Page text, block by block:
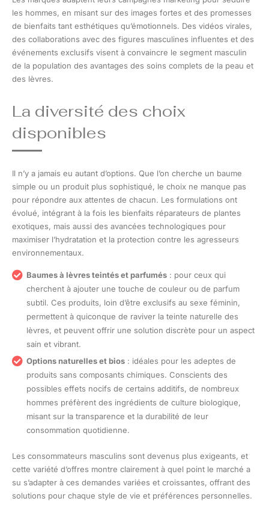
les hommes, en misant sur des images fortes et des promesses
de bienfaits tant esthétiques qu’émotionnels. Des vidéos virales,
des collaborations avec des figures masculines influentes et des
événements exclusifs visent à convaincre le segment masculin
de la population des avantages des soins complets de la peau et
des lèvres.
La diversité des choix
disponibles
Il n’y a jamais eu autant d’options. Que l’on cherche un baume
simple ou un produit plus sophistiqué, le choix ne manque pas
pour répondre aux attentes de chacun. Les formulations ont
évolué, intégrant à la fois les bienfaits réparateurs de plantes
exotiques, mais aussi des avancées technologiques pour
maximiser l’hydratation et la protection contre les agresseurs
environnementaux.
Baumes à lèvres teintés et parfumés : pour ceux qui
cherchent à ajouter une touche de couleur ou de parfum
subtil. Ces produits, loin d’être exclusifs au sexe féminin,
permettent à quiconque de raviver la teinte naturelle des
lèvres, et peuvent offrir une solution discrète pour un aspect
sain et vibrant.
Options naturelles et bios : idéales pour les adeptes de
produits sans composants chimiques. Conscients des
possibles effets nocifs de certains additifs, de nombreux
hommes préfèrent des ingrédients de culture biologique,
misant sur la transparence et la durabilité de leur
consommation quotidienne.
Les consommateurs masculins sont devenus plus exigeants, et
cette variété d’offres montre clairement à quel point le marché a
su s’adapter à ces demandes variées et croissantes, offrant des
solutions pour chaque style de vie et préférences personnelles.